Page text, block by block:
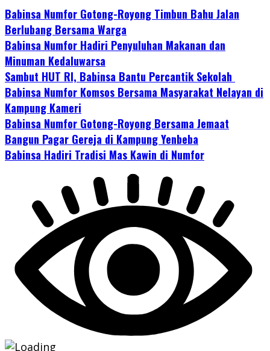
Babinsa Numfor Gotong-Royong Timbun Bahu Jalan
Berlubang Bersama Warga
Babinsa Numfor Hadiri Penyuluhan Makanan dan
Minuman Kedaluwarsa
Sambut HUT RI, Babinsa Bantu Percantik Sekolah
Babinsa Numfor Komsos Bersama Masyarakat Nelayan di
Kampung Kameri
Babinsa Numfor Gotong-Royong Bersama Jemaat
Bangun Pagar Gereja di Kampung Yenbeba
Babinsa Hadiri Tradisi Mas Kawin di Numfor